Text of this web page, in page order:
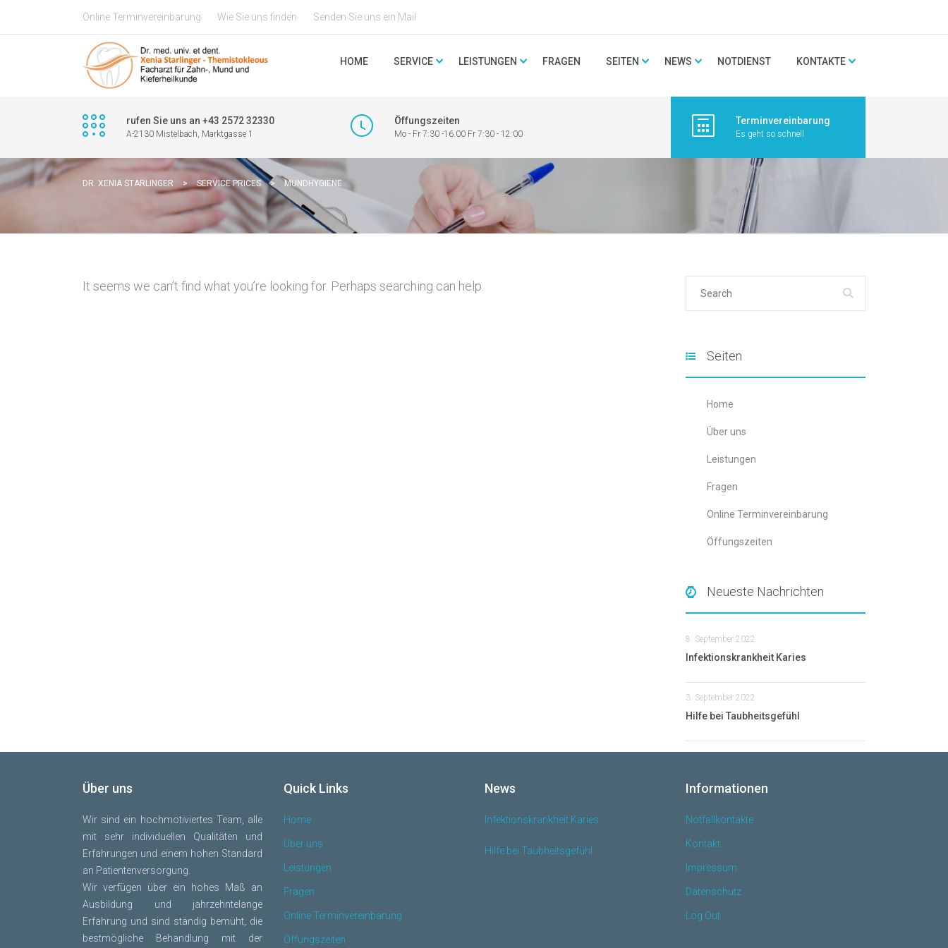
Online Terminvereinbarung Wie Sie uns finden Senden Sie uns ein Mail
HOME SERVICE LEISTUNGEN FRAGEN SEITEN NEWS NOTDIENST KONTAKTE
rufen Sie uns an +43 2572 32330
A-2130 Mistelbach, Marktgasse 1
Öffungszeiten
Mo - Fr 7:30 -16.00 Fr 7:30 - 12:00
Terminvereinbarung
Es geht so schnell
DR. XENIA STARLINGER > SERVICE PRICES > MUNDHYGIENE
It seems we can’t find what you’re looking for. Perhaps searching can help.
Seiten
Home
Über uns
Leis­tun­gen
Fra­gen
Online Ter­min­ver­ein­ba­rung
Öffungs­zei­ten
Neueste Nachrichten
Infek­ti­ons­krank­heit Karies
8. Sep­tem­ber 2022
Hil­fe bei Taubheitsgefühl
3. Sep­tem­ber 2022
Über uns
Wir sind ein hochmotiviertes Team, alle
mit sehr individuellen Qualitäten und
Erfahrungen und einem hohen Standard
an Patientenversorgung.
Wir verfügen über ein hohes Maß an
Ausbildung und jahrzehntelange
Erfahrung und sind ständig bemüht, die
bestmögliche Behandlung mit der
Quick Links
Home
Über uns
Leistungen
Fragen
Online Terminvereinbarung
Öffungszeiten
News
Infektionskrankheit Karies
Hilfe bei Taubheitsgefühl
Informationen
Notfallkontakte
Kontakt
Impressum
Datenschutz
Log Out